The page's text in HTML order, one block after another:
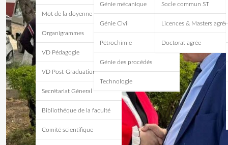
Mot de la doyenne
Organigrammes
VD Pédagogie
VD Post-Graduation
Secrétariat Géneral
Bibliothéque de la faculté
Comité scientifique
Génie mécanique
Génie Civil
Pétrochimie
Génie des procédés
Technologie
Socle commun ST
Licences & Masters
Doctorat agrée